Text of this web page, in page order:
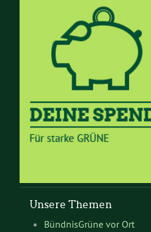
Unsere Themen
BündnisGrüne vor Ort